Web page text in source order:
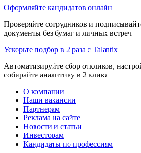
Оформляйте кандидатов онлайн
Проверяйте сотрудников и
документы без бумаг и личных встреч
Ускорьте подбор в 2 раза с Talantix
Автоматизируйте сбор откликов,
собирайте аналитику в 2 клика
О компании
Наши вакансии
Партнерам
Реклама на сайте
Новости и статьи
Инвесторам
Кандидаты по профессиям